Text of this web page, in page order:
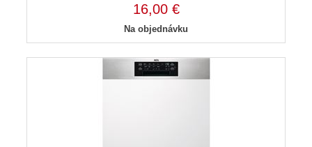
16,00 €
Na objednávku